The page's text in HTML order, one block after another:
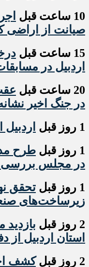
10 ساعت قبل
صیانت از
15 ساعت قبل
اردبیل در
20 ساعت قبل
در جنگ اخیر
1 روز قبل
1 روز قبل
طرح
در مجلس
1 روز قبل
تحقق
زیرساخت‌های
2 روز قبل
استان اردبیل از
2 روز قبل